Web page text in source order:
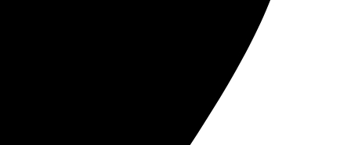
на вопросы. Очень довольна результатом!